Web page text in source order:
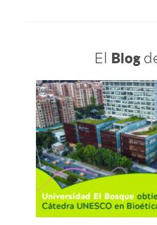
El Blog